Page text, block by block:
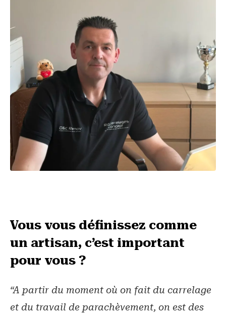
Vous vous définissez comme
un artisan, c’est important
pour vous ?
“A partir du moment où on fait du carrelage
et du travail de parachèvement, on est des